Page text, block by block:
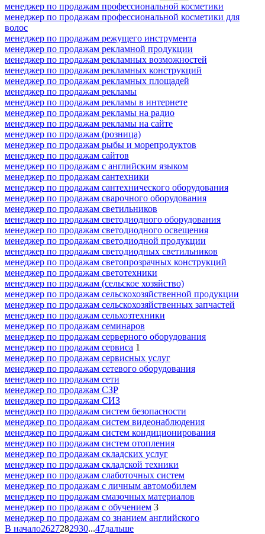
менеджер по продажам профессиональной косметики
менеджер по продажам профессиональной косметики для
волос
менеджер по продажам режущего инструмента
менеджер по продажам рекламной продукции
менеджер по продажам рекламных возможностей
менеджер по продажам рекламных конструкций
менеджер по продажам рекламных площадей
менеджер по продажам рекламы
менеджер по продажам рекламы в интернете
менеджер по продажам рекламы на радио
менеджер по продажам рекламы на сайте
менеджер по продажам (розница)
менеджер по продажам рыбы и морепродуктов
менеджер по продажам сайтов
менеджер по продажам с английским языком
менеджер по продажам сантехники
менеджер по продажам сантехнического оборудования
менеджер по продажам сварочного оборудования
менеджер по продажам светильников
менеджер по продажам светодиодного оборудования
менеджер по продажам светодиодного освещения
менеджер по продажам светодиодной продукции
менеджер по продажам светодиодных светильников
менеджер по продажам светопрозрачных конструкций
менеджер по продажам светотехники
менеджер по продажам (сельское хозяйство)
менеджер по продажам сельскохозяйственной продукции
менеджер по продажам сельскохозяйственных запчастей
менеджер по продажам сельхозтехники
менеджер по продажам семинаров
менеджер по продажам серверного оборудования
менеджер по продажам сервиса 1
менеджер по продажам сервисных услуг
менеджер по продажам сетевого оборудования
менеджер по продажам сети
менеджер по продажам СЗР
менеджер по продажам СИЗ
менеджер по продажам систем безопасности
менеджер по продажам систем видеонаблюдения
менеджер по продажам систем кондиционирования
менеджер по продажам систем отопления
менеджер по продажам складских услуг
менеджер по продажам складской техники
менеджер по продажам слаботочных систем
менеджер по продажам с личным автомобилем
менеджер по продажам смазочных материалов
менеджер по продажам с обучением 3
менеджер по продажам со знанием английского
В начало2627282930...47дальше